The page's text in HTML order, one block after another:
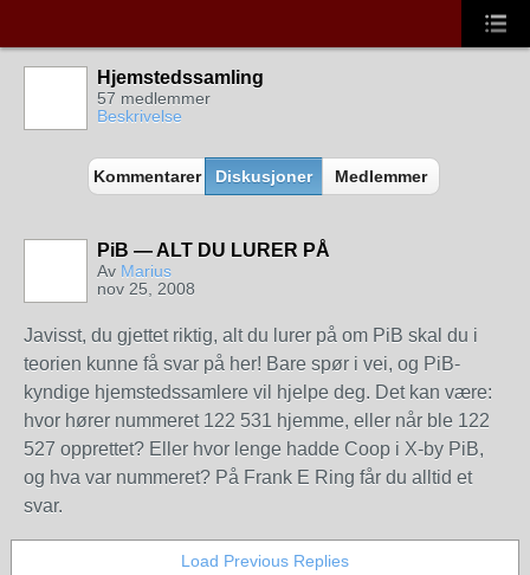
Hjemstedssamling
57 medlemmer
Beskrivelse
Kommentarer Diskusjoner Medlemmer
PiB — ALT DU LURER PÅ
Av Marius
nov 25, 2008
Javisst, du gjettet riktig, alt du lurer på om PiB skal du i
teorien kunne få svar på her! Bare spør i vei, og PiB-
kyndige hjemstedssamlere vil hjelpe deg. Det kan være:
hvor hører nummeret 122 531 hjemme, eller når ble 122
527 opprettet? Eller hvor lenge hadde Coop i X-by PiB,
og hva var nummeret? På Frank E Ring får du alltid et
svar.
Load Previous Replies